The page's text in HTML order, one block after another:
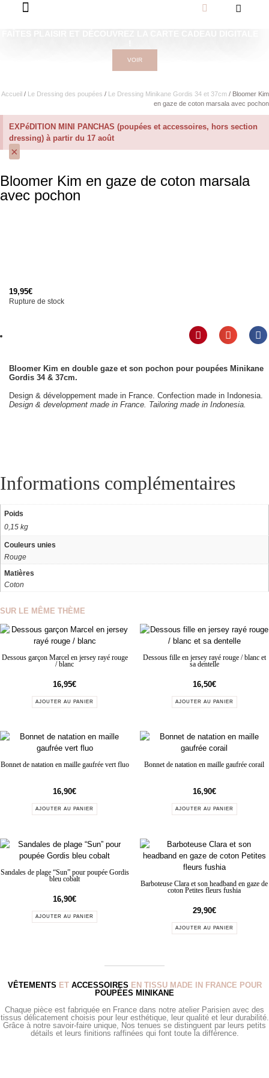
VOIR
Accueil / Le Dressing des poupées / Le Dressing Minikane Gordis 34 et 37cm​ / Bloomer Kim
en gaze de coton marsala avec pochon
EXPéDITION MINI PANCHAS (poupées et accessoires, hors section
dressing) à partir du 17 août
×
Bloomer Kim en gaze de coton marsala
avec pochon
19,95€
Rupture de stock
Bloomer Kim en double gaze et son pochon pour poupées Minikane
Gordis 34 & 37cm.
Design & développement made in France. Confection made in Indonesia.
Design & development made in France. Tailoring made in Indonesia.
Informations complémentaires
Poids
0,15 kg
Couleurs unies
Rouge
Matières
Coton
SUR LE MÊME THÈME
Dessous garçon Marcel en jersey rayé rouge
/ blanc
16,95€
AJOUTER AU PANIER
Dessous fille en jersey rayé rouge / blanc et
sa dentelle
16,50€
AJOUTER AU PANIER
Bonnet de natation en maille gaufrée vert fluo
16,90€
AJOUTER AU PANIER
Bonnet de natation en maille gaufrée corail
16,90€
AJOUTER AU PANIER
Sandales de plage “Sun” pour poupée Gordis
bleu cobalt
16,90€
AJOUTER AU PANIER
Barboteuse Clara et son headband en gaze de
coton Petites fleurs fushia
29,90€
AJOUTER AU PANIER
VÊTEMENTS ET ACCESSOIRES EN TISSU MADE IN FRANCE POUR
POUPÉES MINIKANE
Chaque pièce est fabriquée en France dans notre atelier Parisien avec des
tissus délicatement choisis pour leur esthétique, leur qualité et leur durabilité.
Grâce à notre savoir-faire unique, Nos tenues se distinguent par leurs petits
détails et leurs finitions raffinées qui font toute la différence.